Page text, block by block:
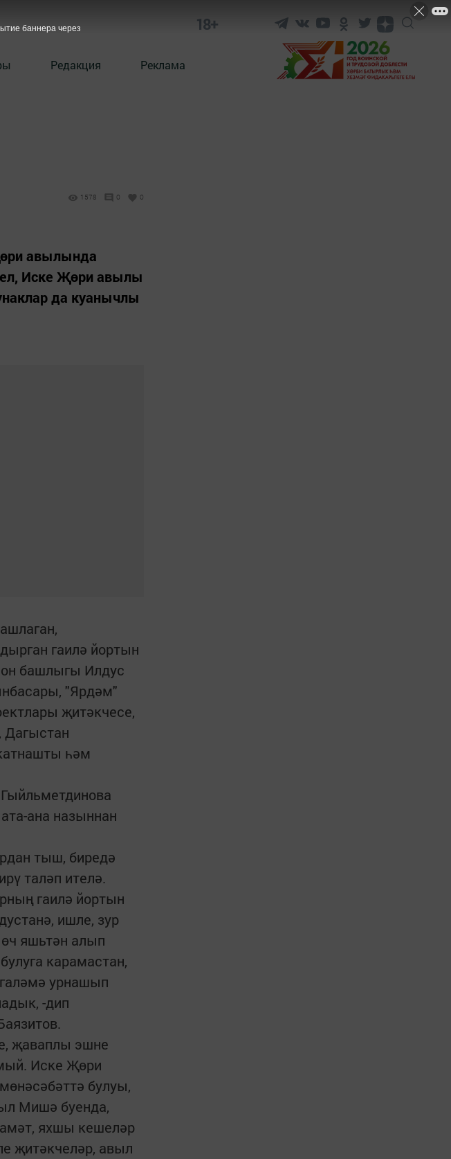
18+
Редакция Реклама
1578 0 0
авылында
Иске Җөри авылы
да куанычлы
гаилә йортын
башлыгы Илдус
"Ярдәм"
җитәкчесе,
Дагыстан
һәм
ана назыннан
тыш, биредә
таләп ителә.
гаилә йортын
ишле, зур
өч яшьтән алып
карамастан,
урнашып
-дип
җаваплы эшне
Иске Җөри
булуы,
Мишә буенда,
яхшы кешеләр
җитәкчеләр, авыл
баннера через